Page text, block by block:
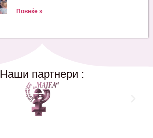
Повеќе »
Наши партнери :